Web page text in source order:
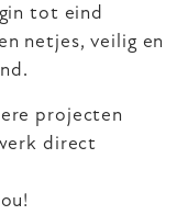
tot eind
netjes, veilig en
projecten
direct